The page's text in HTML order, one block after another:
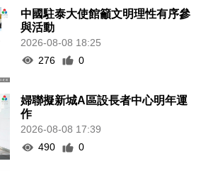
中國駐泰大使館籲文明理性有序參
與活動
2026-08-08 18:25
276
0
婦聯擬新城A區設長者中心明年運
作
2026-08-08 17:39
490
0